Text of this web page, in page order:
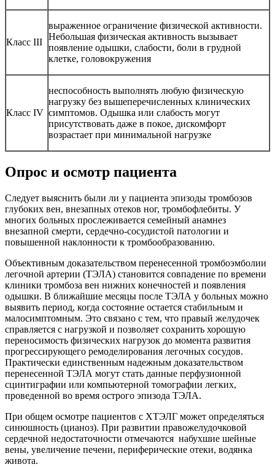
Класс III
выраженное ограничение физической активности.
Небольшая физическая активность вызывает
появление одышки, слабости, боли в грудной
клетке, головокружения
Класс IV
неспособность выполнять любую физическую
нагрузку без вышеперечисленных клинических
симптомов. Одышка или слабость могут
присутствовать даже в покое, дискомфорт
возрастает при минимальной нагрузке
Опрос и осмотр пациента
Следует выяснить были ли у пациента эпизоды тромбозов
глубоких вен, внезапных отеков ног, тромбофлебиты. У
многих больных прослеживается семейный анамнез
внезапной смерти, сердечно-сосудистой патологии и
повышенной наклонности к тромбообразованию.
Объективным доказательством перенесенной тромбоэмболии
легочной артерии (ТЭЛА) становится совпадение по времени
клиники тромбоза вен нижних конечностей и появления
одышки. В ближайшие месяцы после ТЭЛА у больных можно
выявить период, когда состояние остается стабильным и
малосимптомным. Это связано с тем, что правый желудочек
справляется с нагрузкой и позволяет сохранить хорошую
переносимость физических нагрузок до момента развития
прогрессирующего ремоделирования легочных сосудов.
Практически единственным надежным доказательством
перенесенной ТЭЛА могут стать данные перфузионной
сцинтиграфии или компьютерной томографии легких,
проведенной во время острого эпизода ТЭЛА.
При общем осмотре пациентов с ХТЭЛГ может определяться
синюшность (цианоз). При развитии правожелудочковой
сердечной недостаточности отмечаются набухшие шейные
вены, увеличение печени, периферические отеки, водянка
живота.